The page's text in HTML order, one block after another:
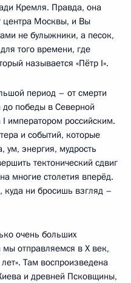
Кремля. Правда, она
центра Москвы, и Вы
не булыжники, а песок,
того времени, где
называется «Пётр I».
период – от смерти
победы в Северной
императором российским.
и событий, которые
ум, энергия, мудрость
тектонический сдвиг
многие столетия вперёд.
куда ни бросишь взгляд –
очень больших
отправляемся в X век,
Там воспроизведена
и древней Псковщины,